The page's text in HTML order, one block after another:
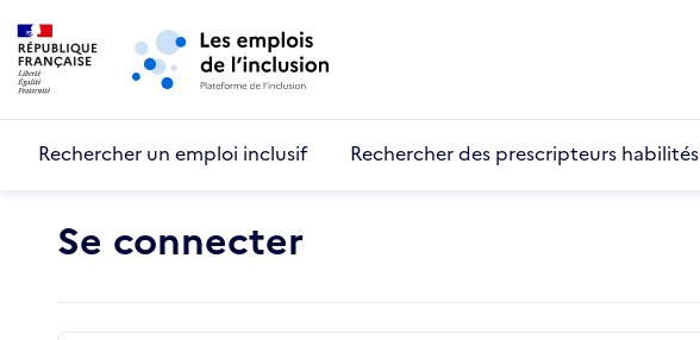
Aller au menu principal
Rechercher un emploi inclusif Rechercher des prescripteurs habilités
Se connecter